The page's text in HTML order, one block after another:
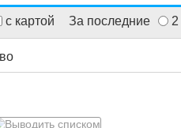
с картой За последние 2